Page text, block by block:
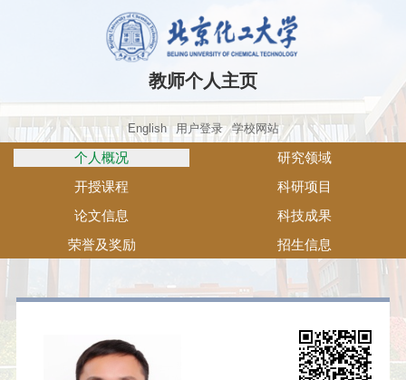
教师个人主页
English 用户登录 学校网站
个人概况
研究领域
开授课程
科研项目
论文信息
科技成果
荣誉及奖励
招生信息